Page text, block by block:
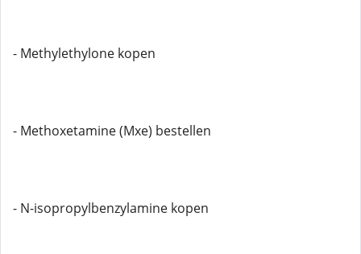
- Methylethylone kopen
- Methoxetamine (Mxe) bestellen
- N-isopropylbenzylamine kopen